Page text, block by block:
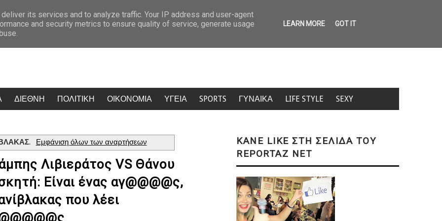
πυρά από ΠΑΣΟΚ, ΕΛΑΣ, ΣΥΡΙΖΑ και Νέα Αριστερα Σάλος στην Κρήτη: Τουρίστας ρώτησε πόσο κοστίζει ανήλικο κορίτσι – «Πόσα θέλεις;»
ΔΙΕΘΝΗ ΠΟΛΙΤΙΚΗ ΟΙΚΟΝΟΜΙΑ ΥΓΕΙΑ SPORTS ΓΥΝΑΙΚΑ LIFE STYLE SEXY
. Εμφάνιση όλων των αναρτήσεων
Λιβιεράτος VS Θάνου
Είναι ένας αγ@@@@ς,
που λέει
KANE LIKE ΣΤΗ ΣΕΛΙΔΑ ΤΟΥ
REPORTAZ NET
its services and to analyze traffic. Your IP address and user-agent
and security metrics to ensure quality of service, generate usage
LEARN MORE GOT IT